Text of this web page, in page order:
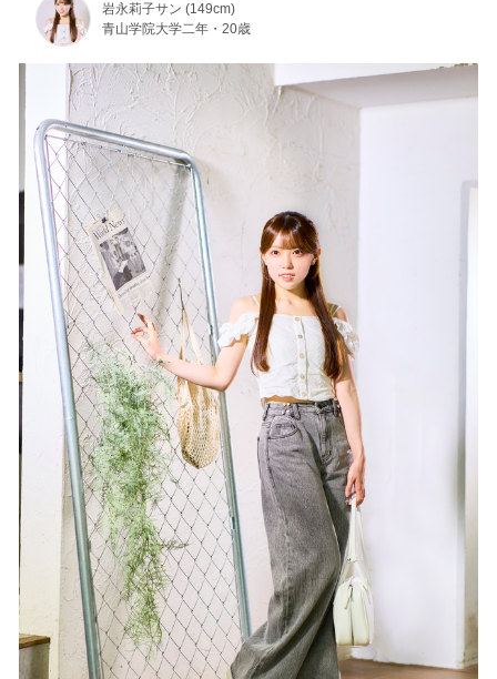
岩永莉子サン (149cm)
青山学院大学二年・20歳